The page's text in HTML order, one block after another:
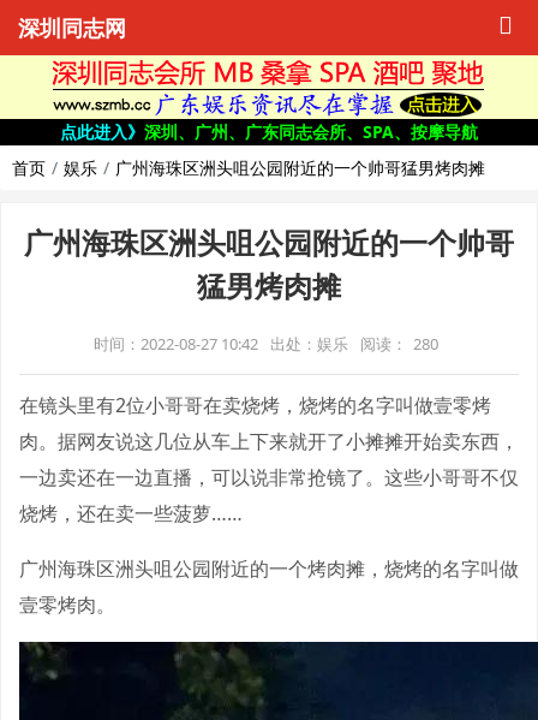
深圳同志网
点此进入》 深圳、广州、广东同志会所、SPA、按摩导航
首页
娱乐 广州海珠区洲头咀公园附近的一个帅哥猛男烤肉摊
广州海珠区洲头咀公园附近的一个帅哥
猛男烤肉摊
时间：2022-08-27 10:42 出处：娱乐 阅读： 280
在镜头里有2位小哥哥在卖烧烤，烧烤的名字叫做壹零烤
肉。据网友说这几位从车上下来就开了小摊摊开始卖东西，
一边卖还在一边直播，可以说非常抢镜了。这些小哥哥不仅
烧烤，还在卖一些菠萝……
广州海珠区洲头咀公园附近的一个烤肉摊，烧烤的名字叫做
壹零烤肉。